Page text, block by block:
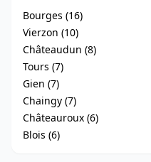
Bourges (16)
Vierzon (10)
Châteaudun (8)
Tours (7)
Gien (7)
Chaingy (7)
Châteauroux (6)
Blois (6)